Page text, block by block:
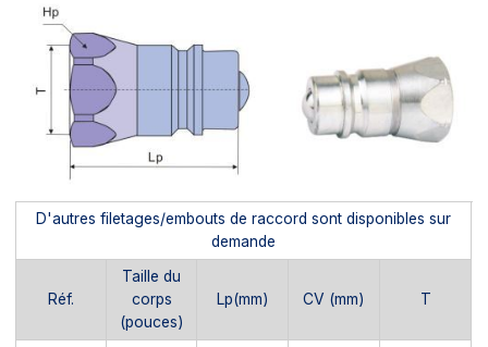
D'autres filetages/embouts de raccord sont disponibles sur
demande
Réf.
Taille du
corps
(pouces)
Lp(mm) CV (mm) T